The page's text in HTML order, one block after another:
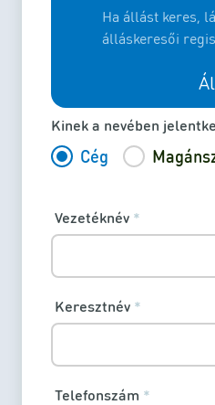
Ha állást keres,
álláskeresői
Kinek a nevében
Cég
Vezetéknév *
Keresztnév *
Telefonszám *